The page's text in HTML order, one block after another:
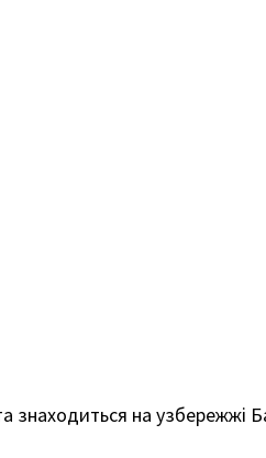
знаходиться на узбережжі